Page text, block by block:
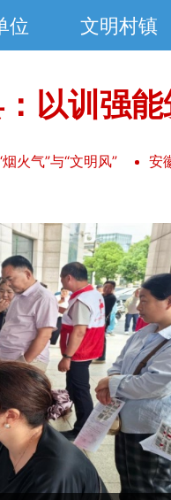
位
文明村镇
以训强
火气”与“文明风” 安